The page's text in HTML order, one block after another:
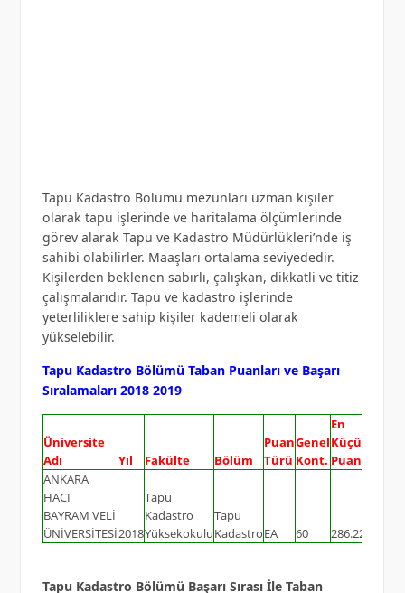
Tapu Kadastro Bölümü mezunları uzman kişiler
olarak tapu işlerinde ve haritalama ölçümlerinde
görev alarak Tapu ve Kadastro Müdürlükleri’nde iş
sahibi olabilirler. Maaşları ortalama seviyededir.
Kişilerden beklenen sabırlı, çalışkan, dikkatli ve titiz
çalışmalarıdır. Tapu ve kadastro işlerinde
yeterliliklere sahip kişiler kademeli olarak
yükselebilir.
Tapu Kadastro Bölümü Taban Puanları ve Başarı
Sıralamaları 2018 2019
Üniversite
Adı
Yıl Fakülte Bölüm
Puan
Türü
Genel
Kont.
En
Küçük
Puan
ANKARA
HACI
BAYRAM VELİ
ÜNİVERSİTESİ2018
Tapu
Kadastro
Yüksekokulu
Tapu
KadastroEA 60 286.22142
Tapu Kadastro Bölümü Başarı Sırası İle Taban